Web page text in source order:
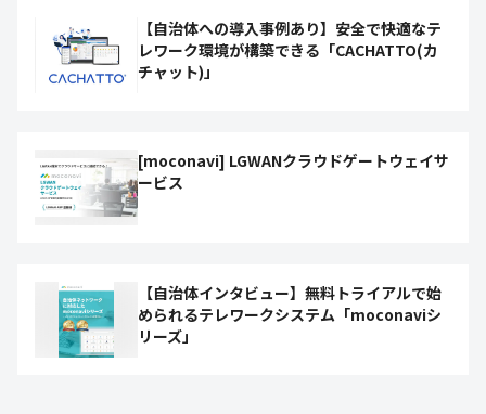
【自治体への導入事例あり】安全で快適なテ
レワーク環境が構築できる「CACHATTO(カ
チャット)」
[moconavi] LGWANクラウドゲートウェイサ
ービス
【自治体インタビュー】無料トライアルで始
められるテレワークシステム「moconaviシ
リーズ」